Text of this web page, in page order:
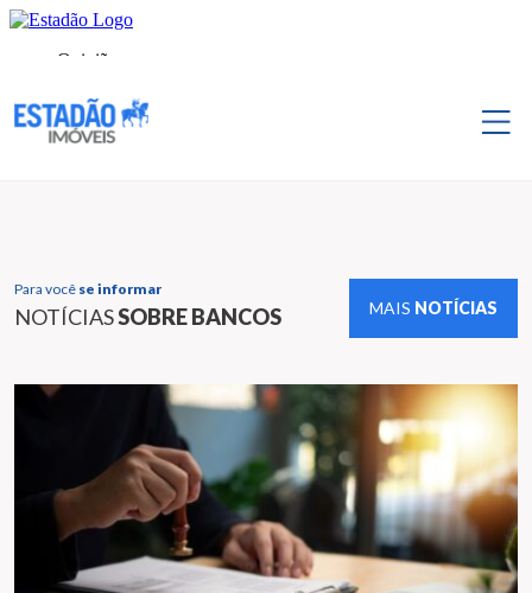
Para você se informar
NOTÍCIASSOBRE BANCOS MAIS NOTÍCIAS